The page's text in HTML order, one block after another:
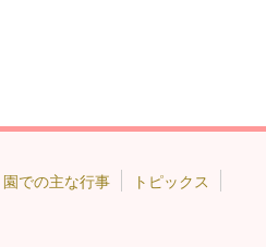
園での主な行事
トピックス